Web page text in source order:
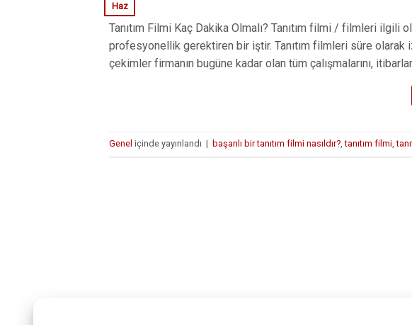
Haz
Tanıtım Filmi Kaç Dakika Olmalı? Tanıtım filmi / filmleri ilgili
profesyonellik gerektiren bir iştir. Tanıtım filmleri süre olarak
çekimler firmanın bugüne kadar olan tüm çalışmalarını,
Genel içinde yayınlandı | başarılı bir tanıtım filmi nasıldır?,tanıtım filmi,